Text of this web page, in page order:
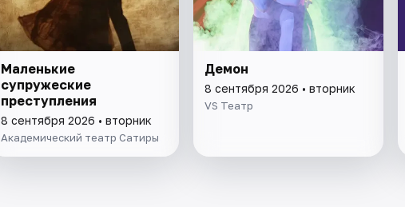
Маленькие
супружеские
преступления
8 сентября 2026 • вторник
Академический театр Сатиры
Демон
8 сентября 2026 • вторник
VS Театр